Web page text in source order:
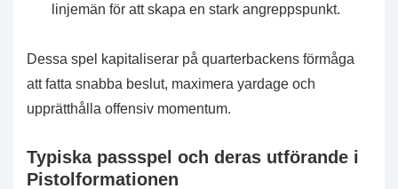
linjemän för att skapa en stark angreppspunkt.
Dessa spel kapitaliserar på quarterbackens förmåga
att fatta snabba beslut, maximera yardage och
upprätthålla offensiv momentum.
Typiska passspel och deras utförande i
Pistolformationen